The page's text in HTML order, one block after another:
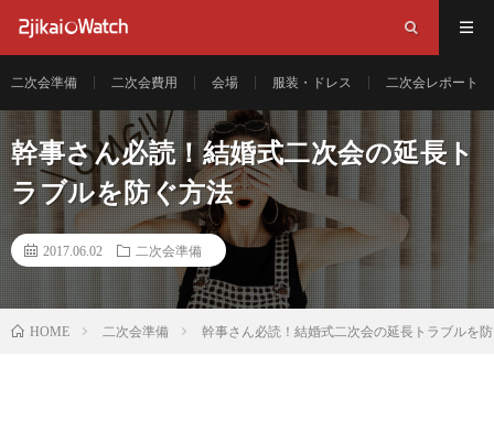
二次会準備 二次会費用 会場 服装・ドレス 二次会レポート
幹事さん必読！結婚式二次会の延長ト
ラブルを防ぐ方法
2017.06.02 二次会準備
HOME 二次会準備 幹事さん必読！結婚式二次会の延長トラブルを